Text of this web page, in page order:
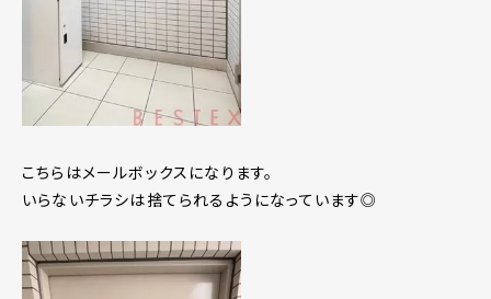
こちらはメールボックスになります。
いらないチラシは捨てられるようになっています◎